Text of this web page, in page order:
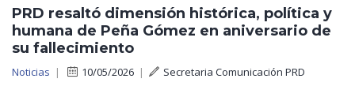
PRD resaltó dimensión histórica, política y
humana de Peña Gómez en aniversario de
su fallecimiento
Noticias | 10/05/2026 | Secretaria Comunicación PRD